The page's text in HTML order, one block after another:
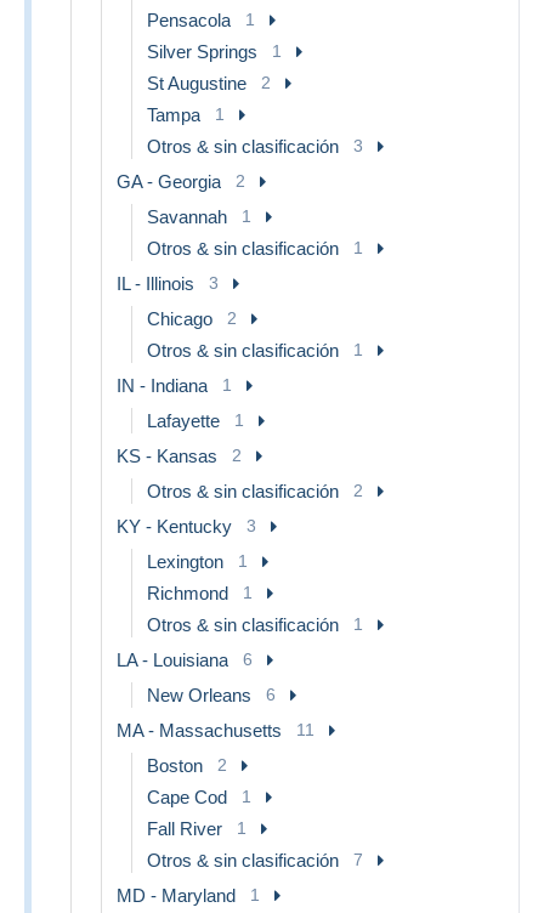
Pensacola 1
Silver Springs 1
St Augustine 2
Tampa 1
Otros & sin clasificación 3
GA - Georgia 2
Savannah 1
Otros & sin clasificación 1
IL - Illinois 3
Chicago 2
Otros & sin clasificación 1
IN - Indiana 1
Lafayette 1
KS - Kansas 2
Otros & sin clasificación 2
KY - Kentucky 3
Lexington 1
Richmond 1
Otros & sin clasificación 1
LA - Louisiana 6
New Orleans 6
MA - Massachusetts 11
Boston 2
Cape Cod 1
Fall River 1
Otros & sin clasificación 7
MD - Maryland 1